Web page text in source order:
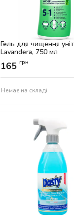
Гель для чищення
Lavandera, 750 мл
Артикул:AS-00245
165 грн
Немає на складі